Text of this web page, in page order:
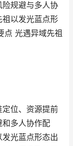
规避与多人协
以发光蓝点形
点 光遇异域先祖
位、资源提前
多人协作配
光蓝点形态出